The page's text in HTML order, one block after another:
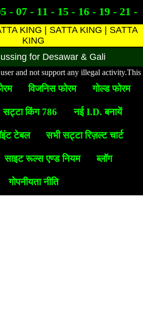
- 11 - 15 - 16 - 19 - 21 -
KING | SATTA KING | SATTA
KING
for Desawar & Gali
and not support any illegal
विजनिस फोरम गोल्ड फोरम
सट्टा किंग 786 नई I.D. बनायें
टेबल सभी सट्टा रिज़ल्ट चार्ट
साइट रूल्स एण्ड नियम ब्लॉग
गोपनीयता नीति